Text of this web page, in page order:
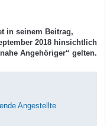
in seinem Beitrag,
2018 hinsichtlich
Angehöriger“ gelten.
Angestellte